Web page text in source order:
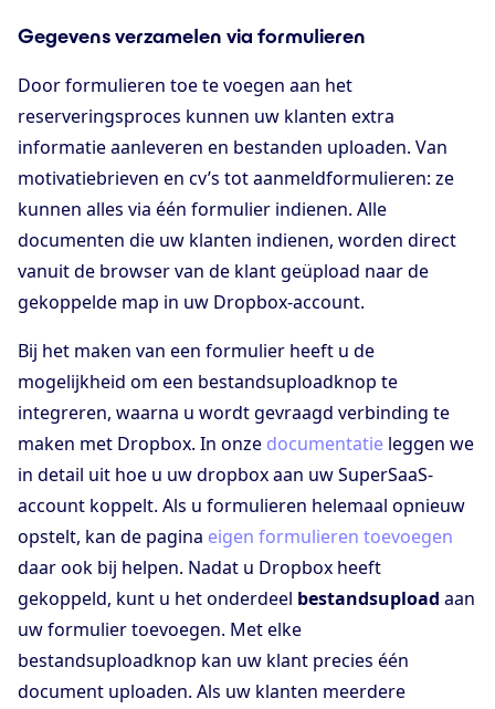
Gegevens verzamelen via formulieren
Door formulieren toe te voegen aan het
reserveringsproces kunnen uw klanten extra
informatie aanleveren en bestanden uploaden. Van
motivatiebrieven en cv’s tot aanmeldformulieren: ze
kunnen alles via één formulier indienen. Alle
documenten die uw klanten indienen, worden direct
vanuit de browser van de klant geüpload naar de
gekoppelde map in uw Dropbox-account.
Bij het maken van een formulier heeft u de
mogelijkheid om een bestandsuploadknop te
integreren, waarna u wordt gevraagd verbinding te
maken met Dropbox. In onze documentatie leggen we
in detail uit hoe u uw dropbox aan uw SuperSaaS-
account koppelt. Als u formulieren helemaal opnieuw
opstelt, kan de pagina eigen formulieren toevoegen
daar ook bij helpen. Nadat u Dropbox heeft
gekoppeld, kunt u het onderdeel bestandsupload aan
uw formulier toevoegen. Met elke
bestandsuploadknop kan uw klant precies één
document uploaden. Als uw klanten meerdere